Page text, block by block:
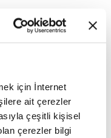
için İnternet
ait çerezler
çeşitli kişisel
çerezler bilgi
bir bölümü,
kullanılabilir.
İndirin